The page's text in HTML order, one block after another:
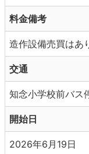
料金備考
造作設備売買はあ
交通
知念小学校前バス
開始日
2026年6月19日